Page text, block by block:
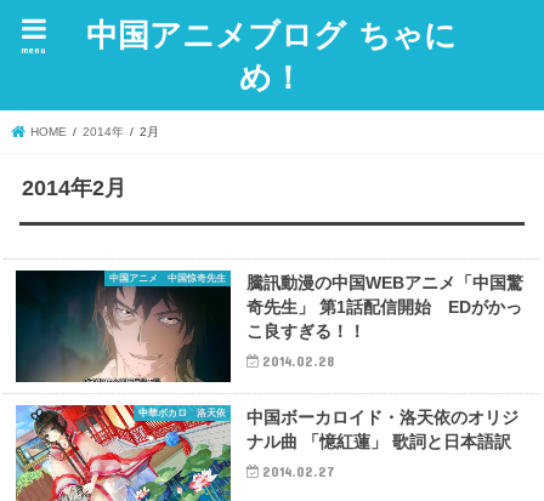
中国アニメブログ ちゃに
め！
menu
HOME 2014年 2月
2014年2月
中国アニメ 中国惊奇先生
騰訊動漫の中国WEBアニメ「中国驚
奇先生」 第1話配信開始 EDがかっ
こ良すぎる！！
2014.02.28
中華ボカロ 洛天依
中国ボーカロイド・洛天依のオリジ
ナル曲 「憶紅蓮」 歌詞と日本語訳
2014.02.27